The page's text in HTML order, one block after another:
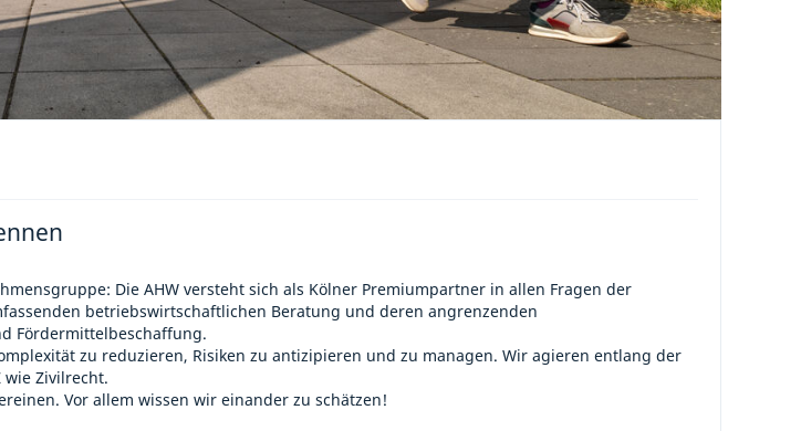
Die AHW versteht sich als Kölner Premiumpartner in allen Fragen der
betriebswirtschaftlichen Beratung und deren angrenzenden
Fördermittelbeschaffung.
zu reduzieren, Risiken zu antizipieren und zu managen. Wir agieren entlang der
Zivilrecht.
Vor allem wissen wir einander zu schätzen!